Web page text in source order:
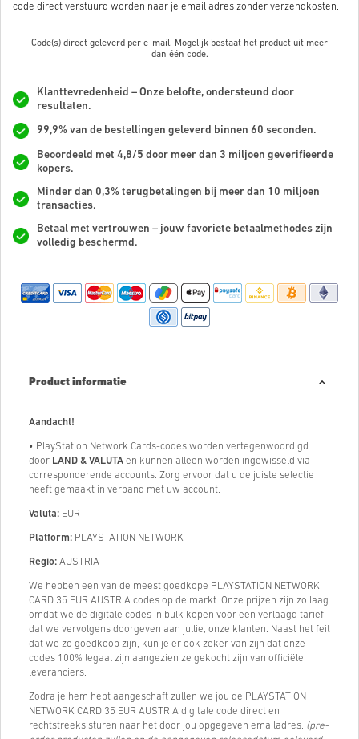
code direct verstuurd worden naar je email adres zonder verzendkosten.
Code(s) direct geleverd per e-mail. Mogelijk bestaat het product uit meer
dan één code.
Klanttevredenheid – Onze belofte, ondersteund door
resultaten.
99,9% van de bestellingen geleverd binnen 60 seconden.
Beoordeeld met 4,8/5 door meer dan 3 miljoen geverifieerde
kopers.
Minder dan 0,3% terugbetalingen bij meer dan 10 miljoen
transacties.
Betaal met vertrouwen – jouw favoriete betaalmethodes zijn
volledig beschermd.
Product informatie
Aandacht!
• PlayStation Network Cards-codes worden vertegenwoordigd
door LAND & VALUTA en kunnen alleen worden ingewisseld via
corresponderende accounts. Zorg ervoor dat u de juiste selectie
heeft gemaakt in verband met uw account.
Valuta: EUR
Platform: PLAYSTATION NETWORK
Regio: AUSTRIA
We hebben een van de meest goedkope PLAYSTATION NETWORK
CARD 35 EUR AUSTRIA codes op de markt. Onze prijzen zijn zo laag
omdat we de digitale codes in bulk kopen voor een verlaagd tarief
dat we vervolgens doorgeven aan jullie, onze klanten. Naast het feit
dat we zo goedkoop zijn, kun je er ook zeker van zijn dat onze
codes 100% legaal zijn aangezien ze gekocht zijn van officiële
leveranciers.
Zodra je hem hebt aangeschaft zullen we jou de PLAYSTATION
NETWORK CARD 35 EUR AUSTRIA digitale code direct en
rechtstreeks sturen naar het door jou opgegeven emailadres. (pre-